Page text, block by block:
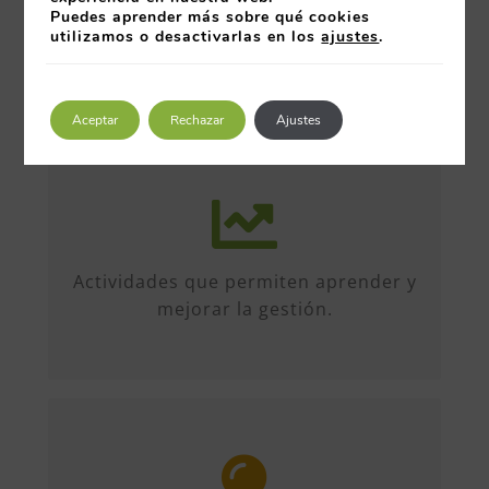
Actividades que permiten aprender y
mejorar la gestión.
Más de 50 iniciativas anuales de
formato diverso, sobre múltiples
formación, etc...
profesionales. Encuentros entre
Puedes aprender más sobre qué cookies
utilizamos o desactivarlas en losajustes.
Aceptar Rechazar Ajustes